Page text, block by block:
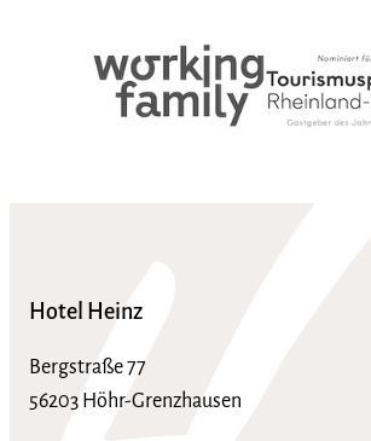
Hotel Heinz
Bergstraße 77
56203 Höhr-Grenzhausen